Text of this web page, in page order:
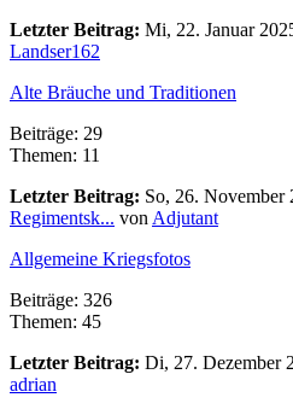
Letzter Beitrag: Mi, 22. Januar
Landser162
Alte Bräuche und Traditionen
Beiträge: 29
Themen: 11
Letzter Beitrag: So, 26. November
Regimentsk... von Adjutant
Allgemeine Kriegsfotos
Beiträge: 326
Themen: 45
Letzter Beitrag: Di, 27. Dezember
adrian